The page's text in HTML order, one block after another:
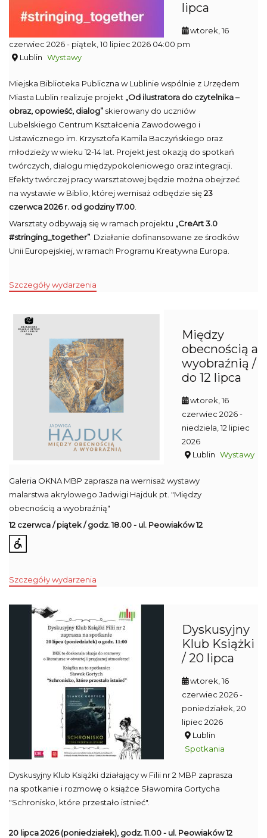
lipca
wtorek, 16
czerwiec 2026- piątek, 10 lipiec 2026 04:00 pm
Lublin Wystawy
Miejska Biblioteka Publiczna w Lublinie wspólnie z Urzędem
Miasta Lublin realizuje projekt „Od ilustratora do czytelnika –
obraz, opowieść, dialog” skierowany do uczniów
Lubelskiego Centrum Kształcenia Zawodowego i
Ustawicznego im. Krzysztofa Kamila Baczyńskiego oraz
młodzieży w wieku 12-14 lat. Projekt jest okazją do spotkań
twórczych, dialogu międzypokoleniowego oraz integracji.
Efekty twórczej pracy warsztatowej będzie można obejrzeć
na wystawie w Biblio, której wernisaż odbędzie się23
czerwca 2026 r. od godziny 17.00
Warsztaty odbywają się w ramach projektu „CreArt 3.0
#stringing_together” . Działanie dofinansowane ze środków
Unii Europejskiej, w ramach Programu Kreatywna Europa.
Szczegóły wydarzenia
Między
obecnością a
wyobraźnią /
do 12 lipca
wtorek, 16
czerwiec 2026-
niedziela, 12 lipiec
2026
Lublin Wystawy
Galeria OKNA MBP zaprasza na wernisaż wystawy
malarstwa akrylowego Jadwigi Hajduk pt. "Między
obecnością a wyobraźnią"
12 czerwca / piątek / godz. 18.00 - ul. Peowiaków 12
Szczegóły wydarzenia
Dyskusyjny
Klub Książki
/ 20 lipca
wtorek, 16
czerwiec 2026-
poniedziałek, 20
lipiec 2026
Lublin
Spotkania
Dyskusyjny Klub Książki działający w Filii nr 2 MBP zaprasza
na spotkanie i rozmowę o książce Sławomira Gortycha
"Schronisko, które przestało istnieć".
20 lipca 2026 (poniedziałek), godz. 11.00 - ul. Peowiaków 12